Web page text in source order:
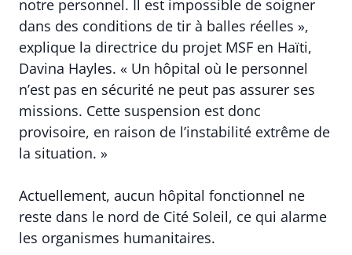
notre personnel. Il est impossible de soigner
dans des conditions de tir à balles réelles »,
explique la directrice du projet MSF en Haïti,
Davina Hayles. « Un hôpital où le personnel
n’est pas en sécurité ne peut pas assurer ses
missions. Cette suspension est donc
provisoire, en raison de l’instabilité extrême de
la situation. »
Actuellement, aucun hôpital fonctionnel ne
reste dans le nord de Cité Soleil, ce qui alarme
les organismes humanitaires.